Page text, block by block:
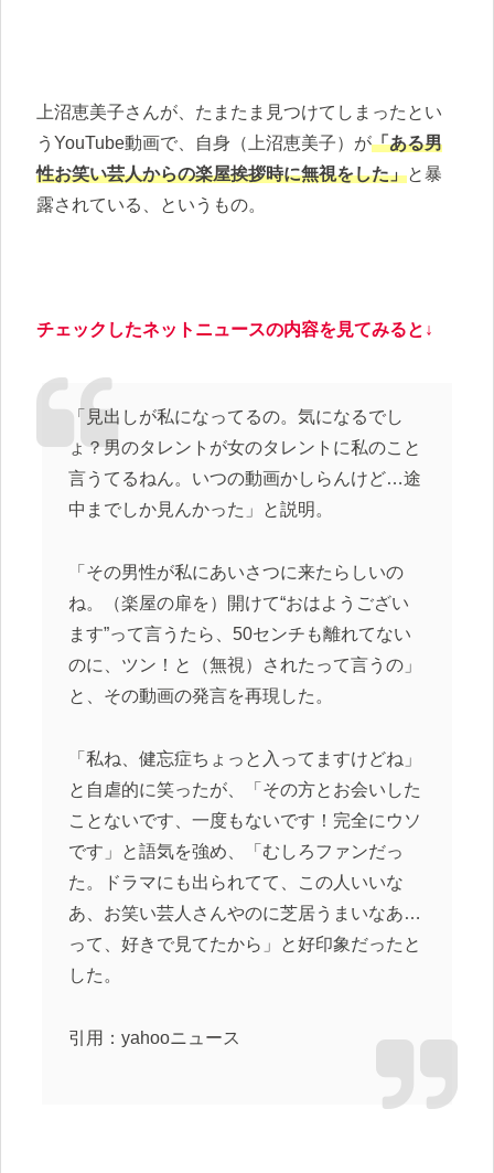
上沼恵美子さんが、たまたま見つけてしまったとい
うYouTube動画で、自身（上沼恵美子）が「ある男
性お笑い芸人からの楽屋挨拶時に無視をした」と暴
露されている、というもの。
チェックしたネットニュースの内容を見てみると↓
「見出しが私になってるの。気になるでし
ょ？男のタレントが女のタレントに私のこと
言うてるねん。いつの動画かしらんけど…途
中までしか見んかった」と説明。
「その男性が私にあいさつに来たらしいの
ね。（楽屋の扉を）開けて“おはようござい
ます”って言うたら、50センチも離れてない
のに、ツン！と（無視）されたって言うの」
と、その動画の発言を再現した。
「私ね、健忘症ちょっと入ってますけどね」
と自虐的に笑ったが、「その方とお会いした
ことないです、一度もないです！完全にウソ
です」と語気を強め、「むしろファンだっ
た。ドラマにも出られてて、この人いいな
あ、お笑い芸人さんやのに芝居うまいなあ…
って、好きで見てたから」と好印象だったと
した。
引用：yahooニュース